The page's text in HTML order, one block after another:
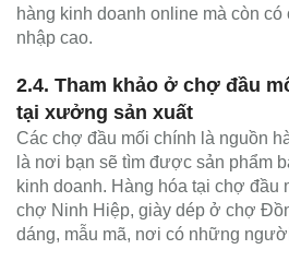
hàng kinh doanh online mà còn
nhập cao.
2.4. Tham khảo ở chợ đầu
tại xưởng sản xuất
Các chợ đầu mối chính là nguồn
là nơi bạn sẽ tìm được sản phẩm
kinh doanh. Hàng hóa tại chợ đầu
chợ Ninh Hiệp, giày dép ở chợ
dáng, mẫu mã, nơi có những